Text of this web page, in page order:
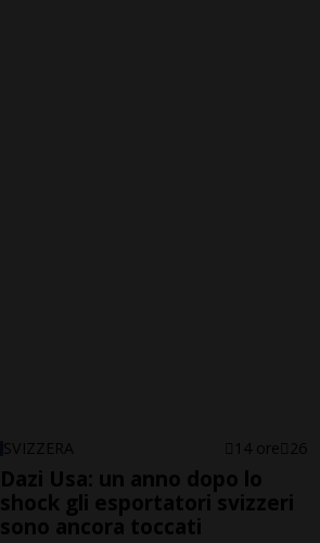
SVIZZERA 14 ore 26
Dazi Usa: un anno dopo lo
shock gli esportatori svizzeri
sono ancora toccati